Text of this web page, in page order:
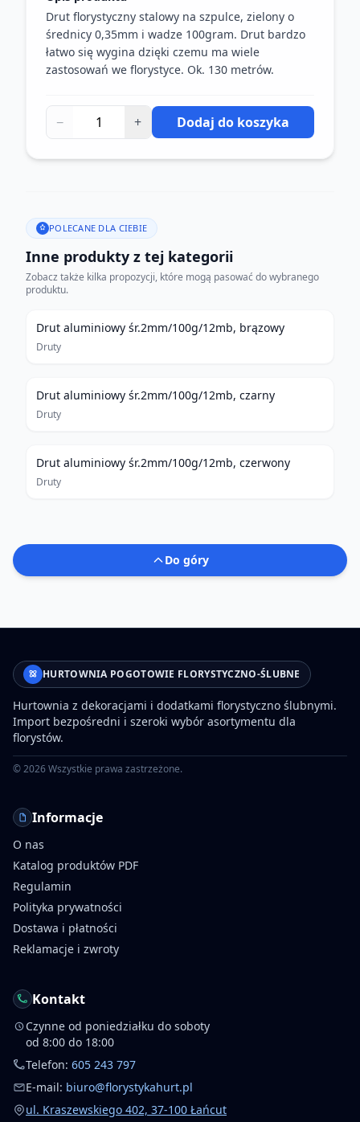
Drut florystyczny stalowy na szpulce, zielony o
średnicy 0,35mm i wadze 100gram. Drut bardzo
łatwo się wygina dzięki czemu ma wiele
zastosowań we florystyce. Ok. 130 metrów.
− + Dodaj do koszyka
POLECANE DLA CIEBIE
Inne produkty z tej kategorii
Zobacz także kilka propozycji, które mogą pasować do wybranego
produktu.
Drut aluminiowy śr.2mm/100g/12mb, brązowy
Druty
Drut aluminiowy śr.2mm/100g/12mb, czarny
Druty
Drut aluminiowy śr.2mm/100g/12mb, czerwony
Druty
Do góry
HURTOWNIA POGOTOWIE FLORYSTYCZNO-ŚLUBNE
Hurtownia z dekoracjami i dodatkami florystyczno ślubnymi.
Import bezpośredni i szeroki wybór asortymentu dla
florystów.
©2026Wszystkie prawa zastrzeżone.
Informacje
O nas
Katalog produktów PDF
Regulamin
Polityka prywatności
Dostawa i płatności
Reklamacje i zwroty
Kontakt
Czynne od poniedziałku do soboty
od 8:00 do 18:00
Telefon: 605 243 797
E-mail: biuro@florystykahurt.pl
ul. Kraszewskiego 402, 37-100 Łańcut